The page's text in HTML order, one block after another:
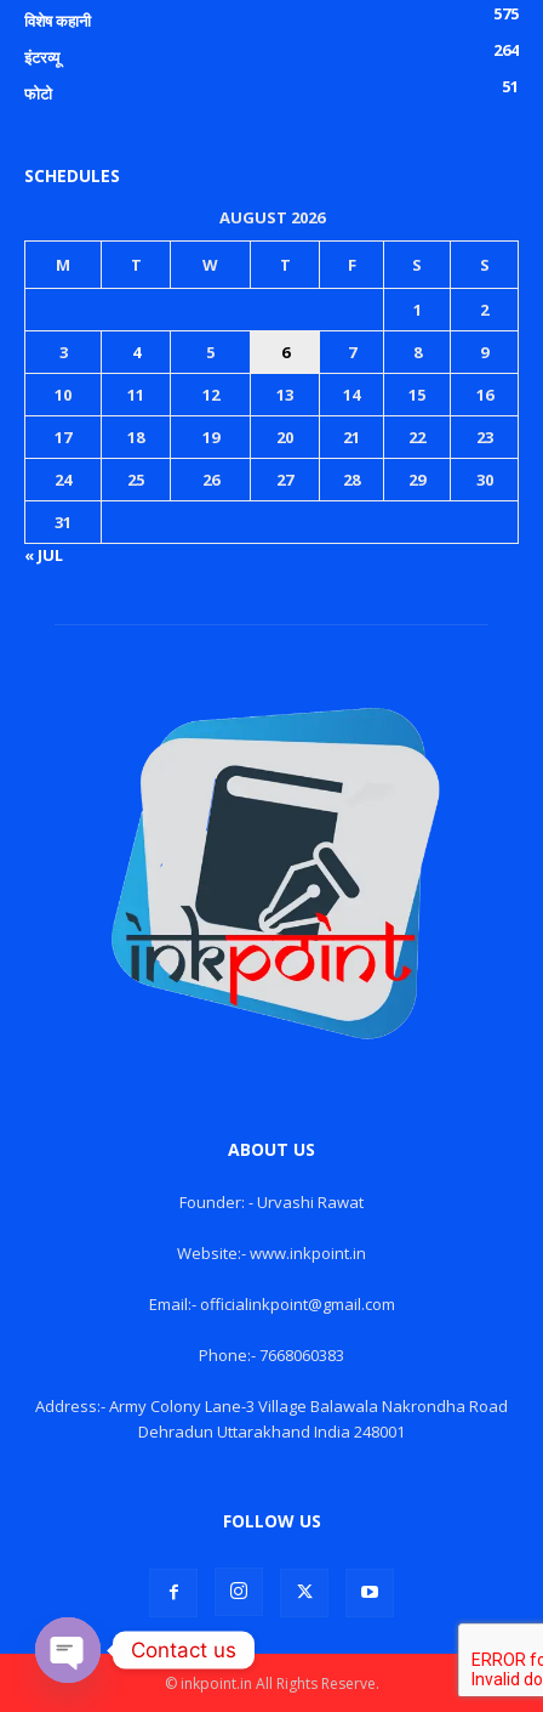
विशेष कहानी
575
इंटरव्यू
264
फोटो
51
SCHEDULES
AUGUST 2026
M T W T F S S
1
2
3
4 5 6 7 8
9
10
11 12 13 14 15
16
17
18 19 20 21 22
23
24
25 26 27 28 29
30
31
« JUL
ABOUT US
Founder: - Urvashi Rawat
Website:- www.inkpoint.in
Email:- officialinkpoint@gmail.com
Phone:- 7668060383
Address:- Army Colony Lane-3 Village Balawala Nakrondha Road
Dehradun Uttarakhand India 248001
FOLLOW US
© inkpoint.in All Rights Reserve.
Contact us